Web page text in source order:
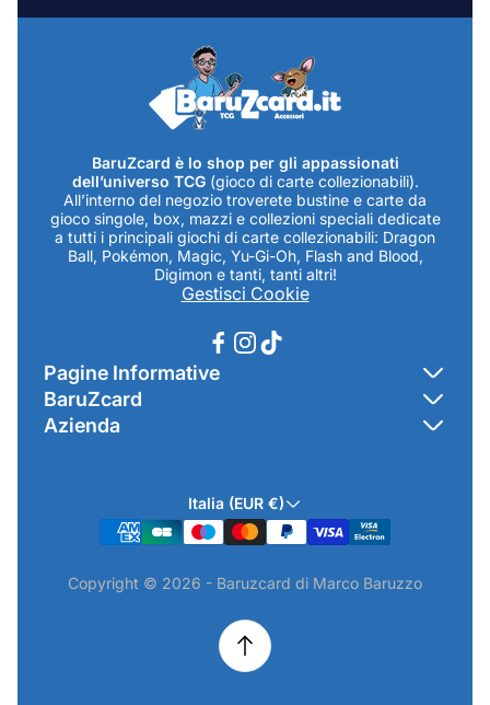
BaruZcard è lo shop per gli appassionati
dell’universo TCG (gioco di carte collezionabili).
All’interno del negozio troverete bustine e carte da
gioco singole, box, mazzi e collezioni speciali dedicate
a tutti i principali giochi di carte collezionabili: Dragon
Ball, Pokémon, Magic, Yu-Gi-Oh, Flash and Blood,
Digimon e tanti, tanti altri!
Gestisci Cookie
Pagine Informative
Contatti
Termini & Condizioni
Informativa Prodotti ExtraEU
BaruZcard
Chi-sono
Scopri il Negozio Fisico !
Azienda
Indirizzo Negozio: Via Luigi Valentini 1a Traversa - SNC
19021 Arcola (SP)
P.IVA.: 01520250117
Telefono/Whatsapp: 3288853914
Italia (EUR €)
Copyright © 2026 - Baruzcard di Marco Baruzzo